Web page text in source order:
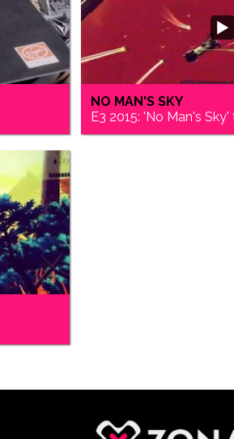
NO MAN'S SKY
E3 2015: 'No Man's Sky'